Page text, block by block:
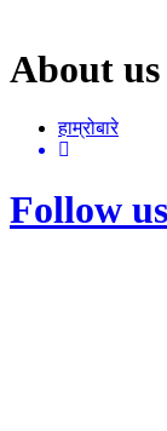
About us
हाम्रोबारे
Follow